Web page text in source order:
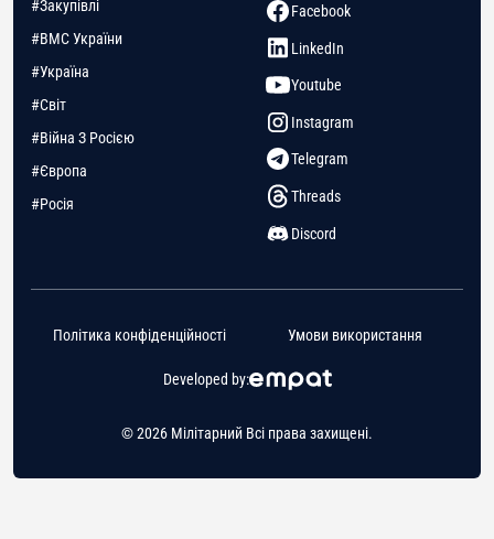
#Закупівлі
#ВМС України
#Україна
#Світ
#Війна З Росією
#Європа
#Росія
Facebook
LinkedIn
Youtube
Instagram
Telegram
Threads
Discord
© 2026 Мілітарний Всі права захищені.
Developed by:
Політика конфіденційності Умови використання